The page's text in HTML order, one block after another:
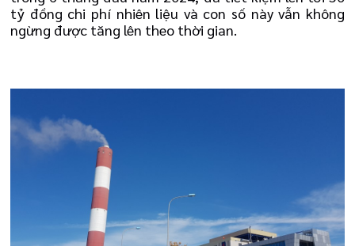
tỷ đồng chi phí nhiên liệu và con số này vẫn không
ngừng được tăng lên theo thời gian.